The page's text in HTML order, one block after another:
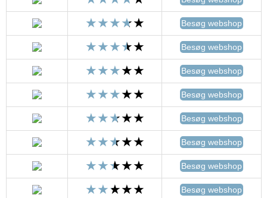
Besøg webshop
Besøg webshop
Besøg webshop
Besøg webshop
Besøg webshop
Besøg webshop
Besøg webshop
Besøg webshop